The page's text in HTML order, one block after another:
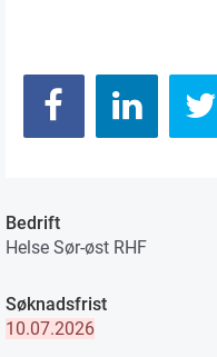
Bedrift
Helse Sør-øst RHF
Søknadsfrist
10.07.2026